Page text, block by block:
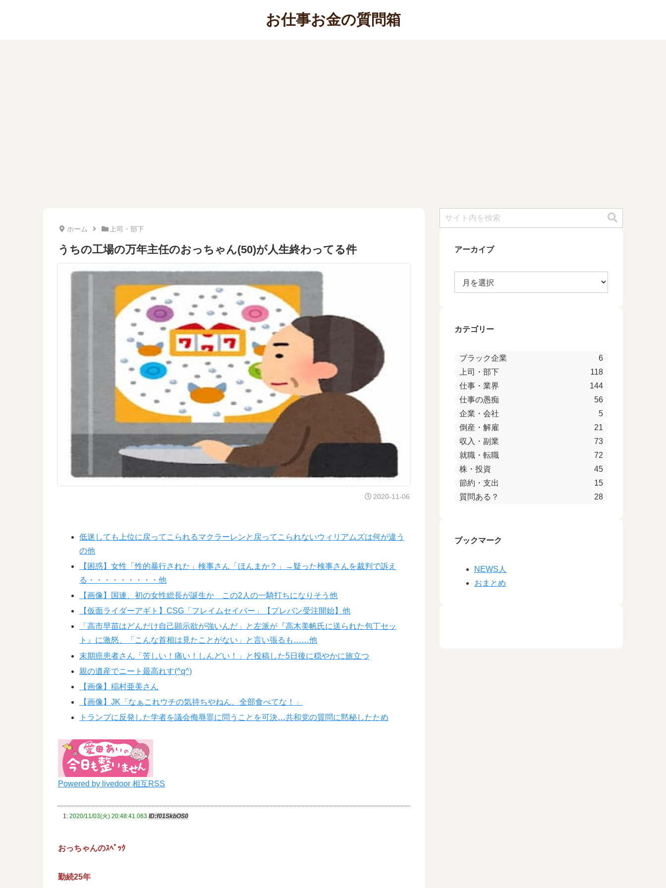
お仕事お金の質問箱
ホーム 上司・部下
うちの工場の万年主任のおっちゃん(50)が人生終わってる件
2020-11-06
低迷しても上位に戻ってこられるマクラーレンと戻ってこられないウィリアムズは何が違う
の他
【困惑】女性「性的暴行された」検事さん「ほんまか？」→疑った検事さんを裁判で訴え
る・・・・・・・・・他
【画像】国連、初の女性総長が誕生か この2人の一騎打ちになりそう他
【仮面ライダーアギト】CSG「フレイムセイバー」【プレバン受注開始】他
「高市早苗はどんだけ自己顕示欲が強いんだ」と左派が『高木美帆氏に送られた包丁セッ
ト』に激怒、「こんな首相は見たことがない」と言い張るも……他
末期癌患者さん「苦しい！痛い！しんどい！」と投稿した5日後に穏やかに旅立つ
親の遺産でニート最高れす(^q^)
【画像】稲村亜美さん
【画像】JK「なぁこれウチの気持ちやねん、全部食べてな！」
トランプに反発した学者を議会侮辱罪に問うことを可決…共和党の質問に黙秘したため
Powered by livedoor 相互RSS
1: 2020/11/03(火) 20:48:41.063 ID:f01SkbOS0
おっちゃんのｽﾍﾟｯｸ
勤続25年
アーカイブ
カテゴリー
ブラック企業
6
上司・部下
118
仕事・業界
144
仕事の愚痴
56
企業・会社
5
倒産・解雇
21
収入・副業
73
就職・転職
72
株・投資
45
節約・支出
15
質問ある？
28
ブックマーク
NEWS人
おまとめ